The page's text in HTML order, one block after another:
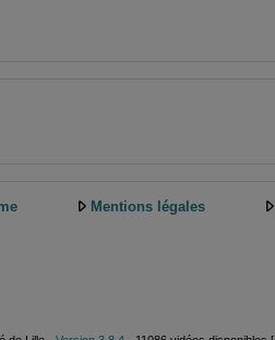
Mentions légales